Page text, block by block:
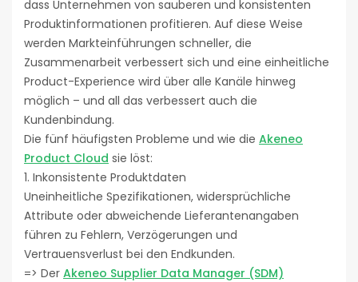
dass Unternehmen von sauberen und konsistenten
Produktinformationen profitieren. Auf diese Weise
werden Markteinführungen schneller, die
Zusammenarbeit verbessert sich und eine einheitliche
Product-Experience wird über alle Kanäle hinweg
möglich – und all das verbessert auch die
Kundenbindung.
Die fünf häufigsten Probleme und wie die Akeneo
Product Cloud sie löst:
1. Inkonsistente Produktdaten
Uneinheitliche Spezifikationen, widersprüchliche
Attribute oder abweichende Lieferantenangaben
führen zu Fehlern, Verzögerungen und
Vertrauensverlust bei den Endkunden.
=> Der Akeneo Supplier Data Manager (SDM)